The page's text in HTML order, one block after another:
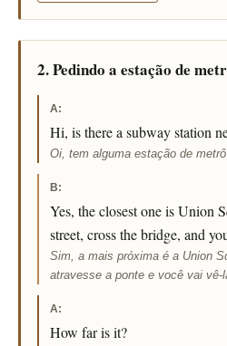
2. Pedindo a estação de
A:
Hi, is there a subway station
Oi, tem alguma estação de
B:
Yes, the closest one is Union
street, cross the bridge, and
Sim, a mais próxima é a Union
atravesse a ponte e você vai vê-
A:
How far is it?